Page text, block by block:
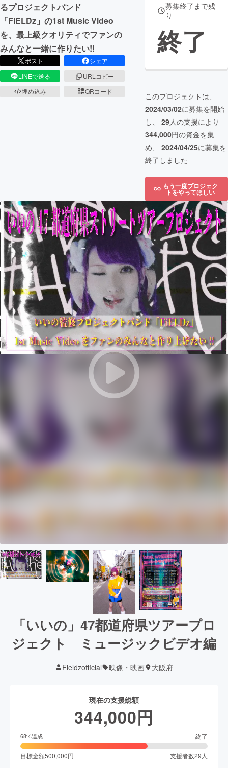
るプロジェクトバンド
「FiELDz」の1st Music Video
を、最上級クオリティでファンの
みんなと一緒に作りたい!!
ポスト
シェア
LINEで送る
URLコピー
埋め込み
QRコード
募集終了まで残
り
終了
このプロジェクトは、
2024/03/02に募集を開始
し、 29人の支援により
344,000円の資金を集
め、 2024/04/25に募集を
終了しました
もう一度プロジェク
トをやってほしい
「いいの」47都道府県ツアープロ
ジェクト ミュージックビデオ編
Fieldzofficial 映像・映画 大阪府
現在の支援総額
344,000円
68%達成 終了
目標金額500,000円 支援者数29 人